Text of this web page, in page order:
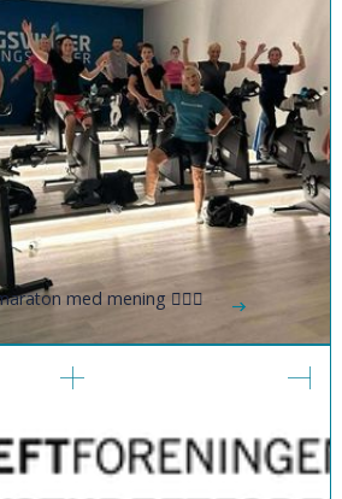
med mening 🚴🏼‍♀️